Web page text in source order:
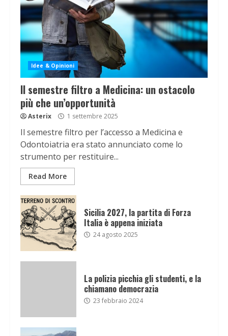
Idee & Opinioni
Il semestre filtro a Medicina: un ostacolo
più che un’opportunità
Asterix 1 settembre 2025
Il semestre filtro per l’accesso a Medicina e
Odontoiatria era stato annunciato come lo
strumento per restituire...
Read More
Sicilia 2027, la partita di Forza
Italia è appena iniziata
24 agosto 2025
La polizia picchia gli studenti, e la
chiamano democrazia
23 febbraio 2024